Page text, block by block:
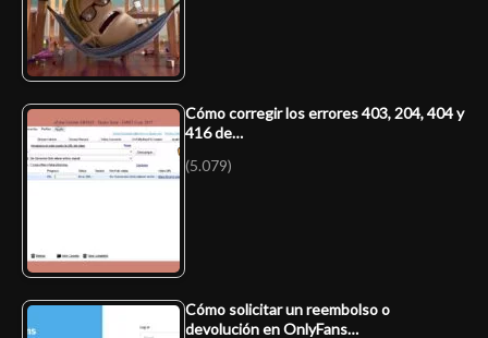
Cómo corregir los errores 403, 204, 404 y
416 de…
(5.079)
Cómo solicitar un reembolso o
devolución en OnlyFans…